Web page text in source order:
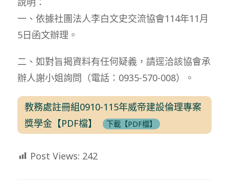
一、依據社團法人李白文史交流協會114年11月
5日函文辦理。
二、如對旨揭資料有任何疑義，請逕洽該協會承
辦人謝小姐詢問（電話：0935-570-008）。
教務處註冊組0910-115年威帝建設倫理專案
獎學金【PDF檔】
下載【PDF檔】
Post Views: 242